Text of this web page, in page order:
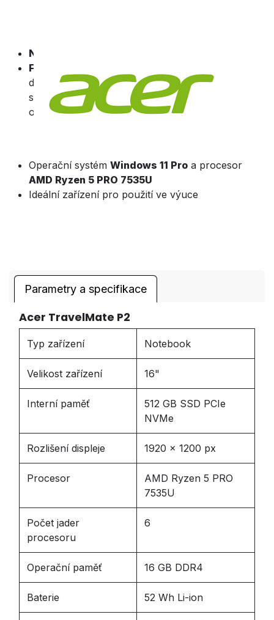
Notebook
Full HD
displej se
skvělým
obrazem
Operační systém Windows 11 Pro a procesor
AMD Ryzen 5 PRO 7535U
Ideální zařízení pro použití ve výuce
Parametry a specifikace
Acer TravelMate P2
Typ zařízení Notebook
Velikost zařízení 16"
Interní paměť
512 GB SSD PCIe
NVMe
Rozlišení displeje 1920 x 1200 px
Procesor
AMD Ryzen 5 PRO
7535U
Počet jader
procesoru
6
Operační paměť 16 GB DDR4
Baterie 52 Wh Li-ion